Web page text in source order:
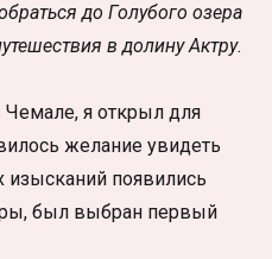
до Голубого озера
в долину Актру.
я открыл для
желание увидеть
изысканий появились
был выбран первый